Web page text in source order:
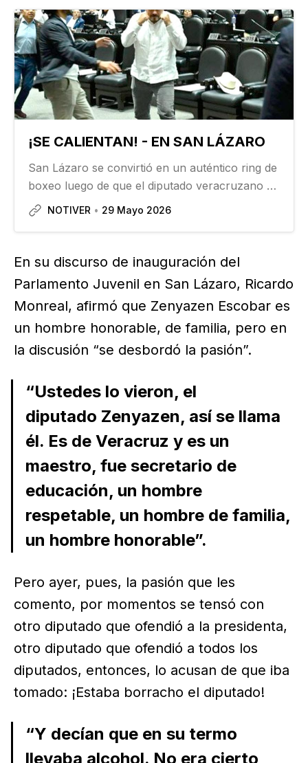
¡SE CALIENTAN! - EN SAN LÁZARO
San Lázaro se convirtió en un auténtico ring de
boxeo luego de que el diputado veracruzano de
Morena, Zenyazen Escobar, y el priista Carlos
NOTIVER 29 Mayo 2026
En su discurso de inauguración del
Parlamento Juvenil en San Lázaro, Ricardo
Monreal, afirmó que Zenyazen Escobar es
un hombre honorable, de familia, pero en
la discusión “se desbordó la pasión”.
“Ustedes lo vieron, el
diputado Zenyazen, así se llama
él. Es de Veracruz y es un
maestro, fue secretario de
educación, un hombre
respetable, un hombre de familia,
un hombre honorable”.
Pero ayer, pues, la pasión que les
comento, por momentos se tensó con
otro diputado que ofendió a la presidenta,
otro diputado que ofendió a todos los
diputados, entonces, lo acusan de que iba
tomado: ¡Estaba borracho el diputado!
“Y decían que en su termo
llevaba alcohol. No era cierto,